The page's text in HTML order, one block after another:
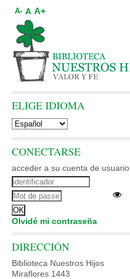
A- A A+
ELIGE IDIOMA
CONECTARSE
acceder a su cuenta de usuario
Olvidé mi contraseña
DIRECCIÓN
Biblioteca Nuestros Hijos
Miraflores 1443